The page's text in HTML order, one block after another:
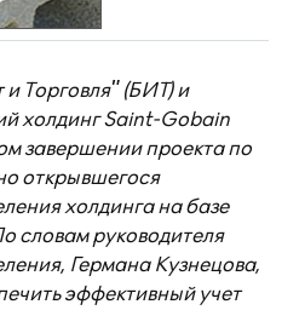
Торговля" (БИТ) и
холдинг Saint-Gobain
завершении проекта по
открывшегося
холдинга на базе
словам руководителя
Германа Кузнецова,
эффективный учет